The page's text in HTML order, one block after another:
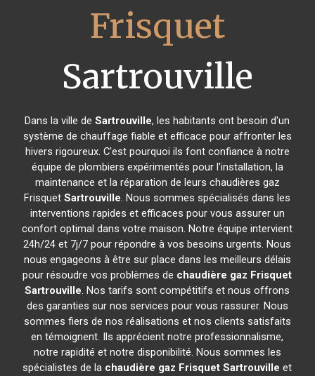
Frisquet
Sartrouville
Dans la ville deSartrouville, les habitants ont besoin d'un
système de chauffage fiable et efficace pour affronter les
hivers rigoureux. C'est pourquoi ils font confiance à notre
équipe de plombiers expérimentés pour l'installation, la
maintenance et la réparation de leurs chaudières gaz
FrisquetSartrouville. Nous sommes spécialisés dans les
interventions rapides et efficaces pour vous assurer un
confort optimal dans votre maison. Notre équipe intervient
24h/24 et 7j/7 pour répondre à vos besoins urgents. Nous
nous engageons à être sur place dans les meilleurs délais
pour résoudre vos problèmes de chaudière gaz Frisquet
Sartrouville. Nos tarifs sont compétitifs et nous offrons
des garanties sur nos services pour vous rassurer. Nous
sommes fiers de nos réalisations et nos clients satisfaits
en témoignent. Ils apprécient notre professionnalisme,
notre rapidité et notre disponibilité. Nous sommes les
spécialistes de la chaudière gaz Frisquet Sartrouville et